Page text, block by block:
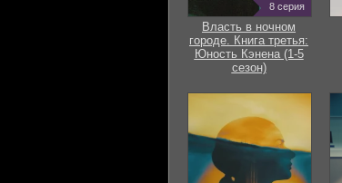
8 серия
Власть в ночном
городе. Книга третья:
Юность Кэнена (1-5
сезон)